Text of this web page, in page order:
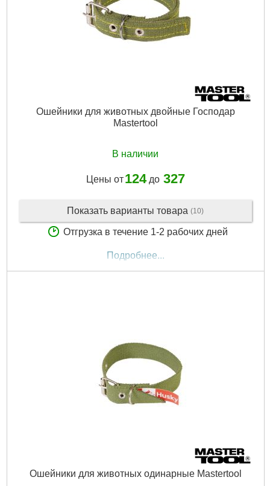
Ошейники для животных двойные Господар
Mastertool
В наличии
Цены от 124до 327
Показать варианты товара (10)
Отгрузка в течение 1-2 рабочих дней
Подробнее...
Ошейники для животных одинарные Mastertool